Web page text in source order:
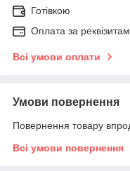
Готівкою
Оплата за
Всі умови оплати
Умови повернення
Повернення товару
Всі умови повернення